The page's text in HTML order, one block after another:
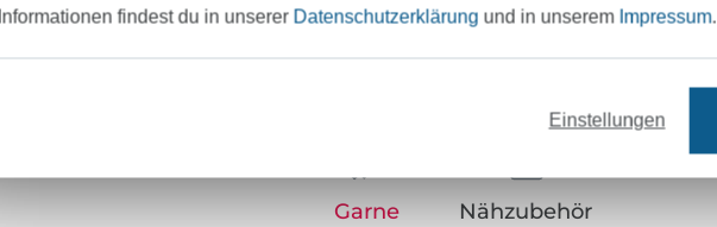
Unser Tipp: Das passt dazu
Garne Nähzubehör
findest du in unserer Datenschutzerklärung und in unserem Impressum.
Einstellungen